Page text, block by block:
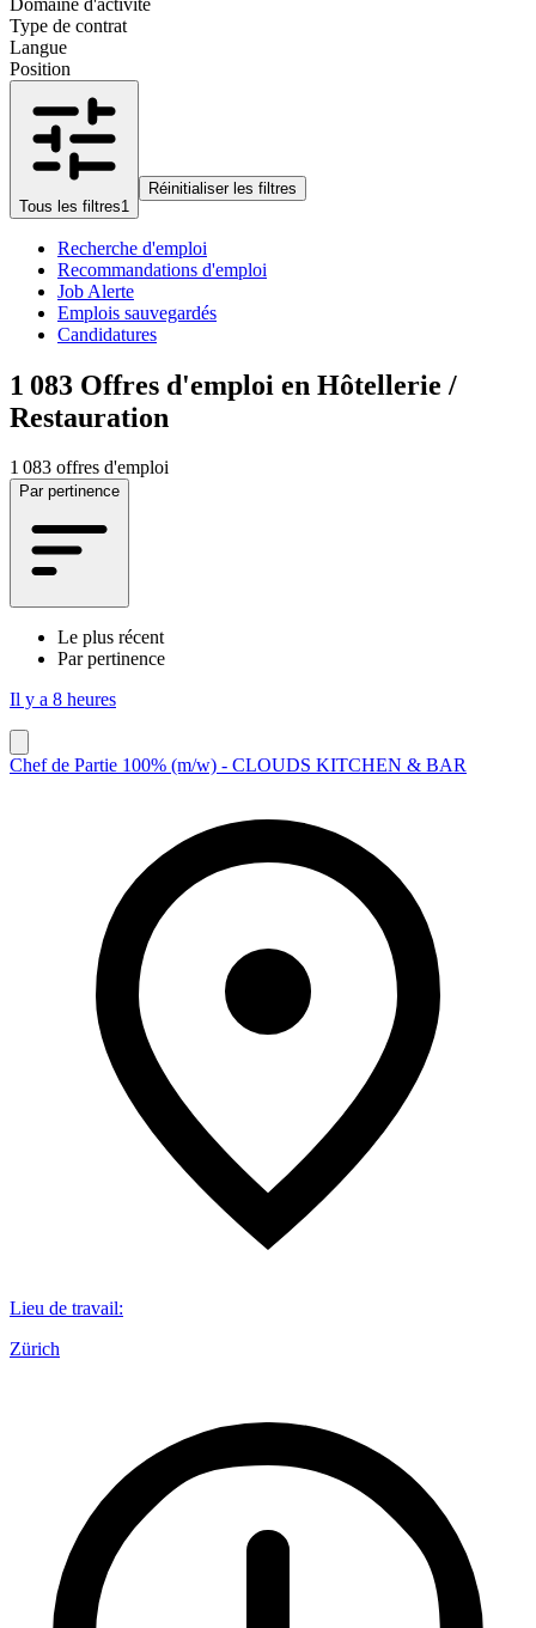
Type de contrat
Langue
Position
Tous les filtres1
Réinitialiser les filtres
Recherche d'emploi
Recommandations d'emploi
Job Alerte
Emplois sauvegardés
Candidatures
1 083 Offres d'emploi en Hôtellerie /
Restauration
1 083 offres d'emploi
Par pertinence
Le plus récent
Par pertinence
Il y a 8 heures
Chef de Partie 100% (m/w) - CLOUDS KITCHEN & BAR
Lieu de travail:
Zürich